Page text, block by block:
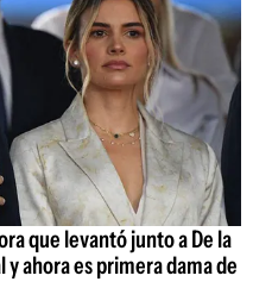
que levantó junto a De la
ahora es primera dama de